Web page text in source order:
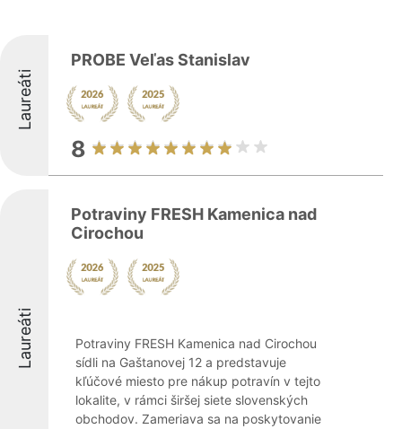
Laureáti
PROBE Veľas Stanislav
8
Laureáti
Potraviny FRESH Kamenica nad
Cirochou
Potraviny FRESH Kamenica nad Cirochou
sídli na Gaštanovej 12 a predstavuje
kľúčové miesto pre nákup potravín v tejto
lokalite, v rámci širšej siete slovenských
obchodov. Zameriava sa na poskytovanie